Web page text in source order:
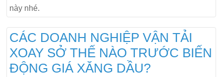
này nhé.
CÁC DOANH NGHIỆP VẬN TẢI
XOAY SỞ THẾ NÀO TRƯỚC BIẾN
ĐỘNG GIÁ XĂNG DẦU?